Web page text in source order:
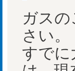
ガス
さい。
すでに